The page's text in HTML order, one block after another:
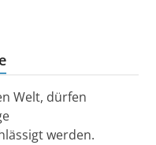
Welt, dürfen
werden.